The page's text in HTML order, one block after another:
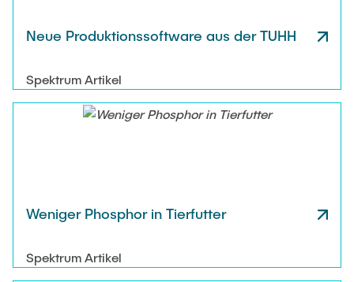
Neue Produktionssoftware aus der TUHH
Spektrum Artikel
Weniger Phosphor in Tierfutter
Spektrum Artikel